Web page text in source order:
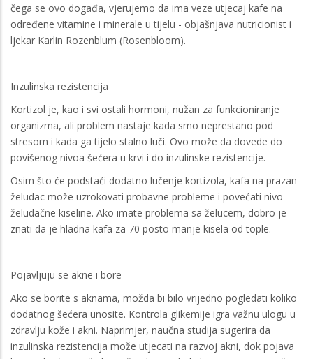
čega se ovo događa, vjerujemo da ima veze utjecaj kafe na
određene vitamine i minerale u tijelu - objašnjava nutricionist i
ljekar Karlin Rozenblum (Rosenbloom).
Inzulinska rezistencija
Kortizol je, kao i svi ostali hormoni, nužan za funkcioniranje
organizma, ali problem nastaje kada smo neprestano pod
stresom i kada ga tijelo stalno luči. Ovo može da dovede do
povišenog nivoa šećera u krvi i do inzulinske rezistencije.
Osim što će podstaći dodatno lučenje kortizola, kafa na prazan
želudac može uzrokovati probavne probleme i povećati nivo
želudačne kiseline. Ako imate problema sa želucem, dobro je
znati da je hladna kafa za 70 posto manje kisela od tople.
Pojavljuju se akne i bore
Ako se borite s aknama, možda bi bilo vrijedno pogledati koliko
dodatnog šećera unosite. Kontrola glikemije igra važnu ulogu u
zdravlju kože i akni. Naprimjer, naučna studija sugerira da
inzulinska rezistencija može utjecati na razvoj akni, dok pojava